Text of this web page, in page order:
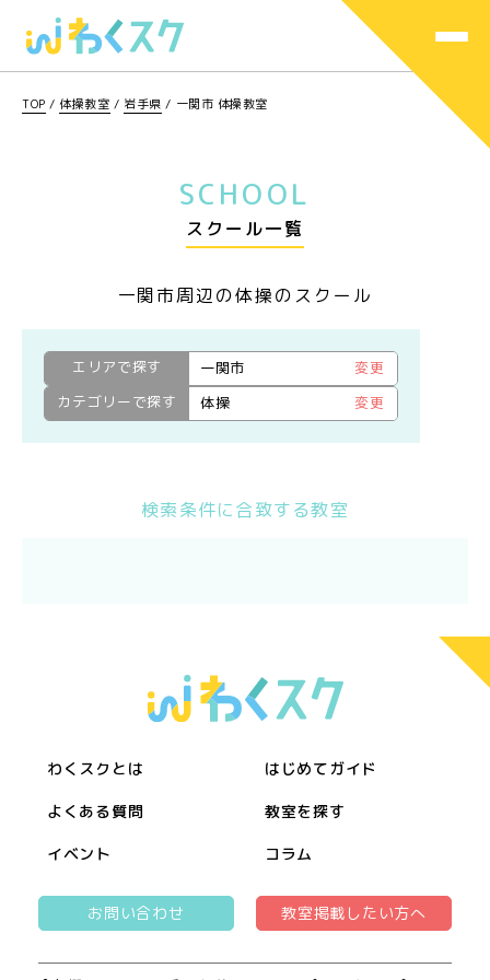
TOP /体操教室 / 岩手県 / 一関市 体操教室
SCHOOL
スクール一覧
一関市周辺の体操のスクール
エリアで探す 一関市
変更
カテゴリーで探す
体操 変更
検索条件に合致する教室
わくスクとは はじめてガイド
よくある質問 教室を探す
イベント コラム
お問い合わせ 教室掲載したい方へ